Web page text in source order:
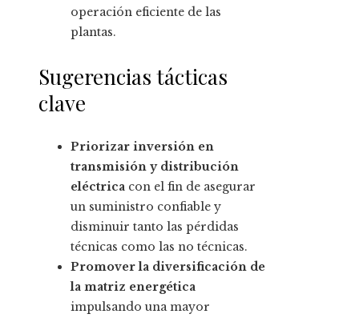
operación eficiente de las
plantas.
Sugerencias tácticas
clave
Priorizar inversión en
transmisión y distribución
eléctrica con el fin de asegurar
un suministro confiable y
disminuir tanto las pérdidas
técnicas como las no técnicas.
Promover la diversificación de
la matriz energética
impulsando una mayor